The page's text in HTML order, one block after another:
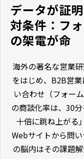
データが証
対条件：フ
の架電が命
海外の著名な営業
をはじめ、B2B営
い合わせ（フォー
の商談化率は、30
十倍に跳ね上がる
Webサイトから問
の脳内はその課題